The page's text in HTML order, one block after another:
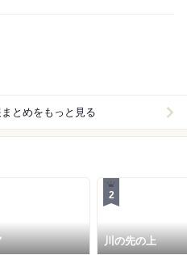
とめをもっと見る
2
川の先の上